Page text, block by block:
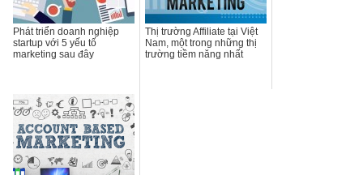
Phát triển doanh nghiệp
startup với 5 yếu tố
marketing sau đây
Thị trường Affiliate tại Việt
Nam, một trong những thị
trường tiềm năng nhất